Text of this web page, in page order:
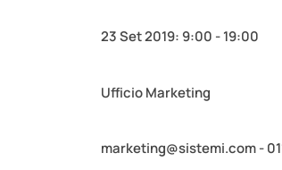
23 Set 2019: 9:00 - 19:00
Ufficio Marketing
marketing@sistemi.com -